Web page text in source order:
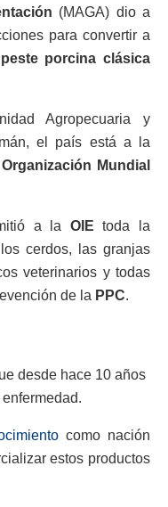
(MAGA) dio a
para convertir a
peste porcina clásica
Agropecuaria y
el país está a la
Organización Mundial
a la OIE toda la
cerdos, las granjas
veterinarios y todas
de la PPC.
desde hace 10 años
como nación
estos productos